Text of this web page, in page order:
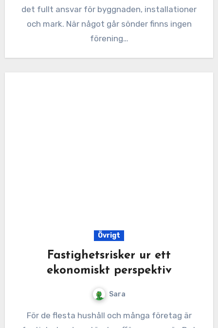
det fullt ansvar för byggnaden, installationer
och mark. När något går sönder finns ingen
förening…
Övrigt
Fastighetsrisker ur ett
ekonomiskt perspektiv
Sara
För de flesta hushåll och många företag är